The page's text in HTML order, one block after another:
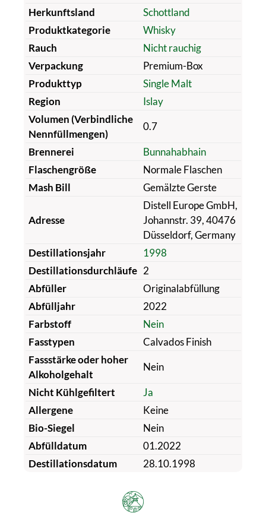
Herkunftsland
Schottland
Produktkategorie
Whisky
Rauch
Nicht rauchig
Verpackung
Premium-Box
Produkttyp
Single Malt
Region
Islay
Volumen (Verbindliche
Nennfüllmengen)
0.7
Brennerei
Bunnahabhain
Flaschengröße
Normale Flaschen
Mash Bill
Gemälzte Gerste
Adresse
Distell Europe GmbH,
Johannstr. 39, 40476
Düsseldorf, Germany
Destillationsjahr
1998
Destillationsdurchläufe 2
Abfüller
Originalabfüllung
Abfülljahr
2022
Farbstoff
Nein
Fasstypen
Calvados Finish
Fassstärke oder hoher
Alkoholgehalt
Nein
Nicht Kühlgefiltert
Ja
Allergene
Keine
Bio-Siegel
Nein
Abfülldatum
01.2022
Destillationsdatum
28.10.1998